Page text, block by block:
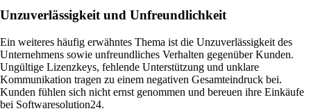
Unzuverlässigkeit und Unfreundlichkeit
Ein weiteres häufig erwähntes Thema ist die Unzuverlässigkeit des
Unternehmens sowie unfreundliches Verhalten gegenüber Kunden.
Ungültige Lizenzkeys, fehlende Unterstützung und unklare
Kommunikation tragen zu einem negativen Gesamteindruck bei.
Kunden fühlen sich nicht ernst genommen und bereuen ihre Einkäufe
bei Softwaresolution24.